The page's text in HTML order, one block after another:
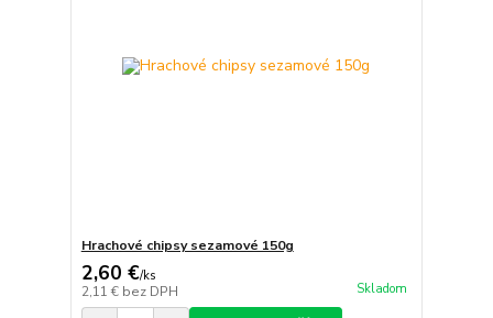
Hrachové chipsy sezamové 150g
2,60 €/ks
2,11 € bez DPH Skladom